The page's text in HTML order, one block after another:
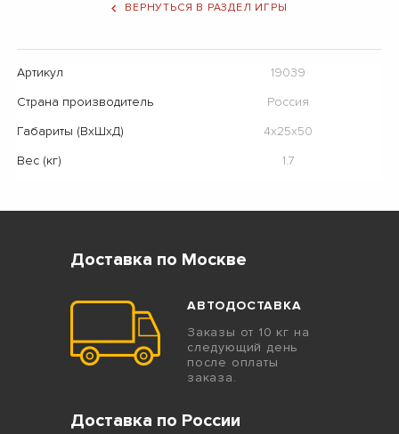
ВЕРНУТЬСЯ В РАЗДЕЛ ИГРЫ
Артикул
19039
Страна производитель
Россия
Габариты (ВхШхД)
4х25х50
Вес (кг)
1.7
Доставка по Москве
АВТОДОСТАВКА
Заказы от 10 кг на
следующий день
после оплаты
заказа.
Доставка по России